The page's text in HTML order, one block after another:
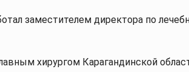
заместителем директора по
хирургом Карагандинской